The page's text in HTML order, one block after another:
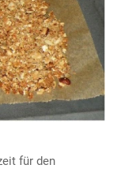
für den